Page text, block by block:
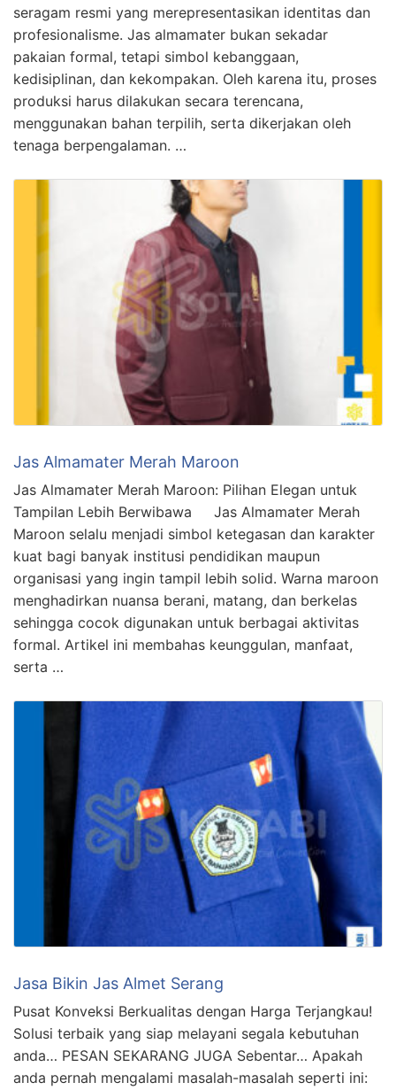
seragam resmi yang merepresentasikan identitas dan
profesionalisme. Jas almamater bukan sekadar
pakaian formal, tetapi simbol kebanggaan,
kedisiplinan, dan kekompakan. Oleh karena itu, proses
produksi harus dilakukan secara terencana,
menggunakan bahan terpilih, serta dikerjakan oleh
tenaga berpengalaman. …
Jas Almamater Merah Maroon
Jas Almamater Merah Maroon: Pilihan Elegan untuk
Tampilan Lebih Berwibawa Jas Almamater Merah
Maroon selalu menjadi simbol ketegasan dan karakter
kuat bagi banyak institusi pendidikan maupun
organisasi yang ingin tampil lebih solid. Warna maroon
menghadirkan nuansa berani, matang, dan berkelas
sehingga cocok digunakan untuk berbagai aktivitas
formal. Artikel ini membahas keunggulan, manfaat,
serta …
Jasa Bikin Jas Almet Serang
Pusat Konveksi Berkualitas dengan Harga Terjangkau!
Solusi terbaik yang siap melayani segala kebutuhan
anda… PESAN SEKARANG JUGA Sebentar… Apakah
anda pernah mengalami masalah-masalah seperti ini: